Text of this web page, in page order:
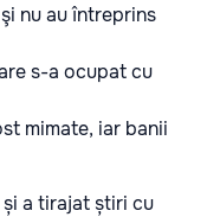
nu au întreprins
s-a ocupat cu
mimate, iar banii
a tirajat știri cu